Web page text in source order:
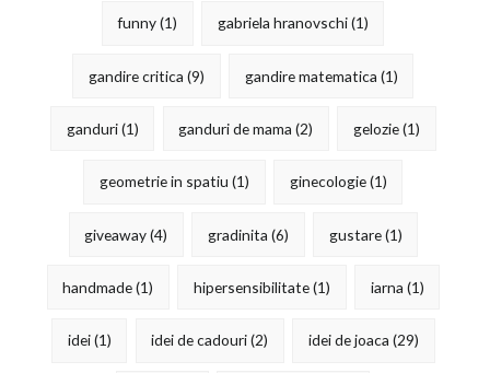
funny(1) gabriela hranovschi(1)
gandire critica (9) gandire matematica (1)
ganduri(1) ganduri de mama (2) gelozie(1)
geometrie in spatiu (1) ginecologie(1)
giveaway(4) gradinita (6) gustare(1)
handmade(1) hipersensibilitate(1) iarna (1)
idei(1) idei de cadouri(2) idei de joaca (29)